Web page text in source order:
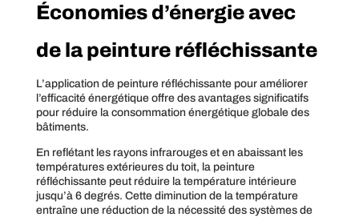
Économies d’énergie avec
de la peinture réfléchissante
L’application de peinture réfléchissante pour améliorer
l’efficacité énergétique offre des avantages significatifs
pour réduire la consommation énergétique globale des
bâtiments.
En reflétant les rayons infrarouges et en abaissant les
températures extérieures du toit, la peinture
réfléchissante peut réduire la température intérieure
jusqu’à 6 degrés. Cette diminution de la température
entraîne une réduction de la nécessité des systèmes de